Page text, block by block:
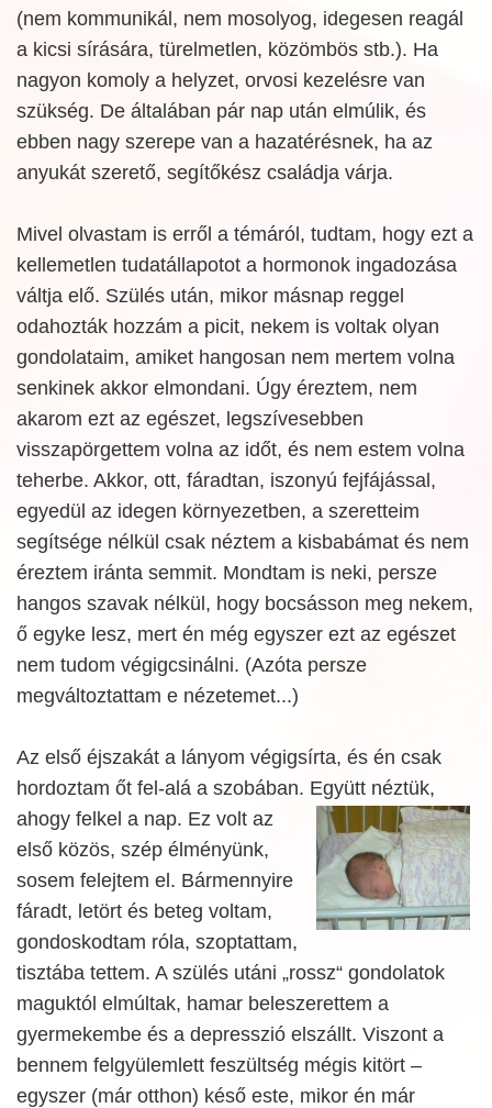
(nem kommunikál, nem mosolyog, idegesen reagál
a kicsi sírására, türelmetlen, közömbös stb.). Ha
nagyon komoly a helyzet, orvosi kezelésre van
szükség. De általában pár nap után elmúlik, és
ebben nagy szerepe van a hazatérésnek, ha az
anyukát szerető, segítőkész családja várja.
Mivel olvastam is erről a témáról, tudtam, hogy ezt a
kellemetlen tudatállapotot a hormonok ingadozása
váltja elő. Szülés után, mikor másnap reggel
odahozták hozzám a picit, nekem is voltak olyan
gondolataim, amiket hangosan nem mertem volna
senkinek akkor elmondani. Úgy éreztem, nem
akarom ezt az egészet, legszívesebben
visszapörgettem volna az időt, és nem estem volna
teherbe. Akkor, ott, fáradtan, iszonyú fejfájással,
egyedül az idegen környezetben, a szeretteim
segítsége nélkül csak néztem a kisbabámat és nem
éreztem iránta semmit. Mondtam is neki, persze
hangos szavak nélkül, hogy bocsásson meg nekem,
ő egyke lesz, mert én még egyszer ezt az egészet
nem tudom végigcsinálni. (Azóta persze
megváltoztattam e nézetemet...)
Az első éjszakát a lányom végigsírta, és én csak
hordoztam őt fel-alá a szobában. Együtt néztük,
ahogy felkel a nap. Ez volt az
első közös, szép élményünk,
sosem felejtem el. Bármennyire
fáradt, letört és beteg voltam,
gondoskodtam róla, szoptattam,
tisztába tettem. A szülés utáni „rossz“ gondolatok
maguktól elmúltak, hamar beleszerettem a
gyermekembe és a depresszió elszállt. Viszont a
bennem felgyülemlett feszültség mégis kitört –
egyszer (már otthon) késő este, mikor én már